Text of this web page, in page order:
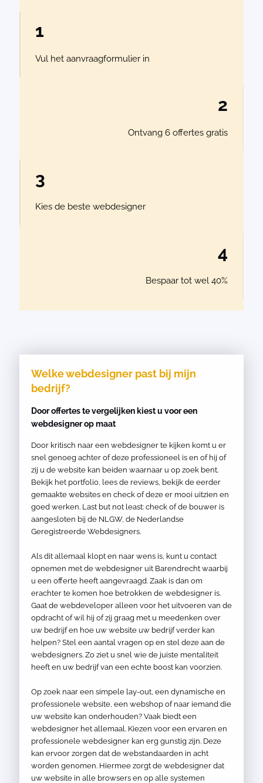
1
Vul het aanvraagformulier in
2
Ontvang 6 offertes gratis
3
Kies de beste webdesigner
4
Bespaar tot wel 40%
Welke webdesigner past bij mijn
bedrijf?
Door offertes te vergelijken kiest u voor een
webdesigner op maat
Door kritisch naar een webdesigner te kijken komt u er
snel genoeg achter of deze professioneel is en of hij of
zij u de website kan beiden waarnaar u op zoek bent.
Bekijk het portfolio, lees de reviews, bekijk de eerder
gemaakte websites en check of deze er mooi uitzien en
goed werken. Last but not least: check of de bouwer is
aangesloten bij de NLGW, de Nederlandse
Geregistreerde Webdesigners.
Als dit allemaal klopt en naar wens is, kunt u contact
opnemen met de webdesigner uit Barendrecht waarbij
u een offerte heeft aangevraagd. Zaak is dan om
erachter te komen hoe betrokken de webdesigner is.
Gaat de webdeveloper alleen voor het uitvoeren van de
opdracht of wil hij of zij graag met u meedenken over
uw bedrijf en hoe uw website uw bedrijf verder kan
helpen? Stel een aantal vragen op en stel deze aan de
webdesigners. Zo ziet u snel wie de juiste mentaliteit
heeft en uw bedrijf van een echte boost kan voorzien.
Op zoek naar een simpele lay-out, een dynamische en
professionele website, een webshop of naar iemand die
uw website kan onderhouden? Vaak biedt een
webdesigner het allemaal. Kiezen voor een ervaren en
professionele webdesigner kan erg gunstig zijn. Deze
kan ervoor zorgen dat de webstandaarden in acht
worden genomen. Hiermee zorgt de webdesigner dat
uw website in alle browsers en op alle systemen